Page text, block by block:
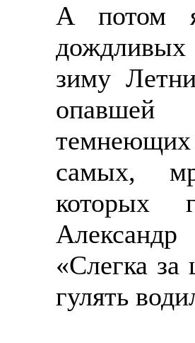
А потом
дождливых
зиму
опавшей
самых,
которых
«Слегка
гулять